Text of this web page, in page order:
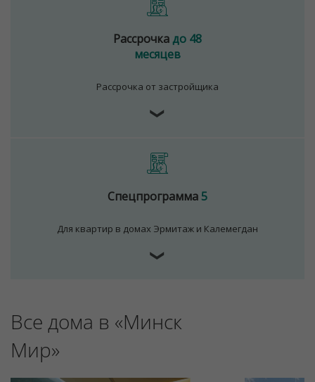
Рассрочкадо 48
месяцев
Рассрочка от застройщика
❯
Спецпрограмма5
Для квартир в домах Эрмитаж и Калемегдан
❯
Все дома в «Минск
Мир»